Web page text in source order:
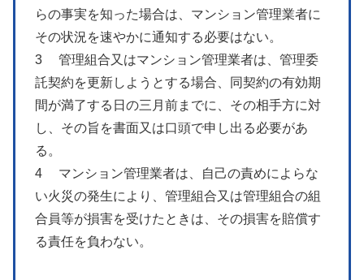
らの事実を知った場合は、マンション管理業者に
その状況を速やかに通知する必要はない。
3 管理組合又はマンション管理業者は、管理委
託契約を更新しようとする場合、同契約の有効期
間が満了する日の三月前までに、その相手方に対
し、その旨を書面又は口頭で申し出る必要があ
る。
4 マンション管理業者は、自己の責めによらな
い火災の発生により、管理組合又は管理組合の組
合員等が損害を受けたときは、その損害を賠償す
る責任を負わない。